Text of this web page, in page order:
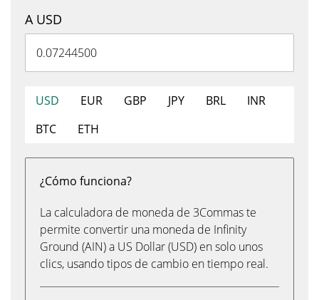
A USD
USD EUR GBP JPY BRL
INR
BTC
ETH
¿Cómo funciona?
La calculadora de moneda de 3Commas te
permite convertir una moneda de Infinity
Ground (AIN) a US Dollar (USD) en solo unos
clics, usando tipos de cambio en tiempo real.